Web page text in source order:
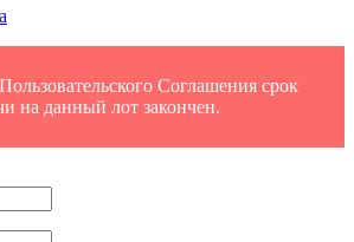
Соглашения срок
на данный лот закончен.